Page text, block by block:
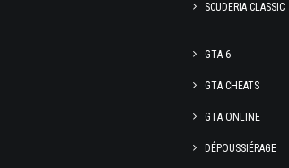
SCUDERIA CLASSIC
GTA 6
GTA CHEATS
GTA ONLINE
DÉPOUSSIÉRAGE